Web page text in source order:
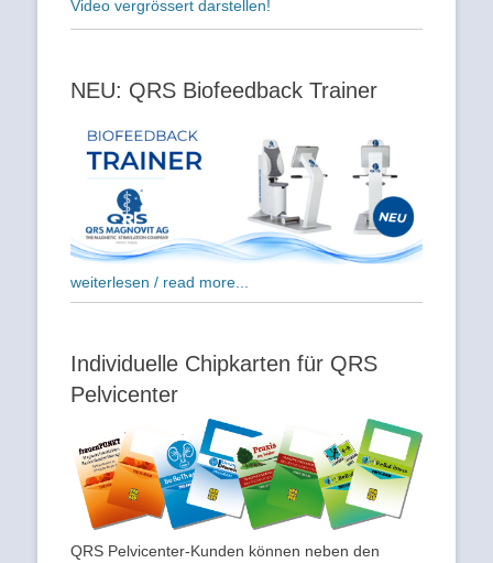
Video vergrössert darstellen!
NEU: QRS Biofeedback Trainer
weiterlesen / read more...
Individuelle Chipkarten für QRS
Pelvicenter
QRS Pelvicenter-Kunden können neben den